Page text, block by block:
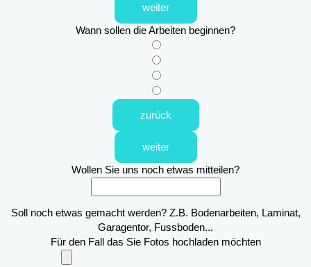
weiter
Wann sollen die Arbeiten beginnen?
zurück
weiter
Wollen Sie uns noch etwas mitteilen?
Soll noch etwas gemacht werden? Z.B. Bodenarbeiten, Laminat,
Garagentor, Fussboden...
Für den Fall das Sie Fotos hochladen möchten